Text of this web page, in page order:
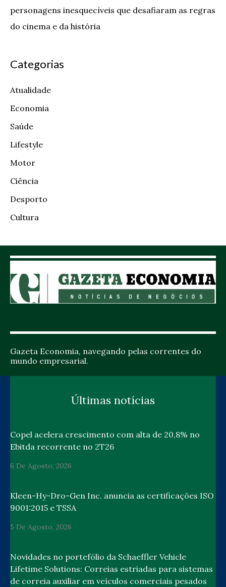
personagens inesquecíveis que desafiaram as regras
do cinema e da história
Categorias
Atualidade
Economia
Saúde
Lifestyle
Motor
Ciência
Desporto
Cultura
Gazeta Economia, navegando pelas correntes do
mundo empresarial.
Últimas notícias
Copel acelera crescimento com alta de 20,8% no
Ebitda recorrente no 2T26
6 De Agosto, 2026
Kleen-Hy-Dro-Gen Inc. anuncia as certificações ISO
9001:2015 e TSSA
5 De Agosto, 2026
Novidades no portefólio da Schaeffler Vehicle
Lifetime Solutions: Correias estriadas para sistemas
de correia auxiliar em veículos comerciais pesados